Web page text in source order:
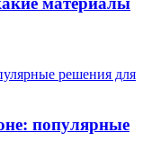
популярные